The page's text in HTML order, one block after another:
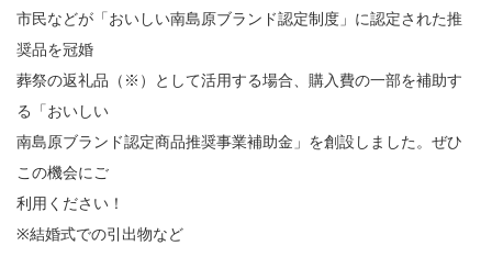
市民などが「おいしい南島原ブランド認定制度」に認定された推
奨品を冠婚
葬祭の返礼品（※）として活用する場合、購入費の一部を補助す
る「おいしい
南島原ブランド認定商品推奨事業補助金」を創設しました。ぜひ
この機会にご
利用ください！
※結婚式での引出物など